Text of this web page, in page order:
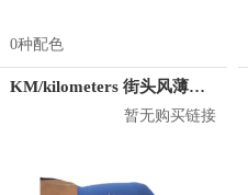
0种配色
KM/kilometers 街头风薄款印花短袖T恤 男女同款 M2X2108248
暂无购买链接